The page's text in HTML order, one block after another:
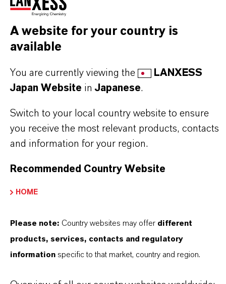
こちらから製品のデータシートをダウンロード
選択すると、ダウンロードリンクが表示されま
す。
Technical Data Sheet
Commercial Contact
A website for your country is
available
You are currently viewing the
LANXESS
Japan Website inJapanese.
Switch to your local country website to ensure
you receive the most relevant products, contacts
and information for your region.
Recommended Country Website
HOME
Please note: Country websites may offer different
products, services, contacts and regulatory
information specific to that market, country and region.